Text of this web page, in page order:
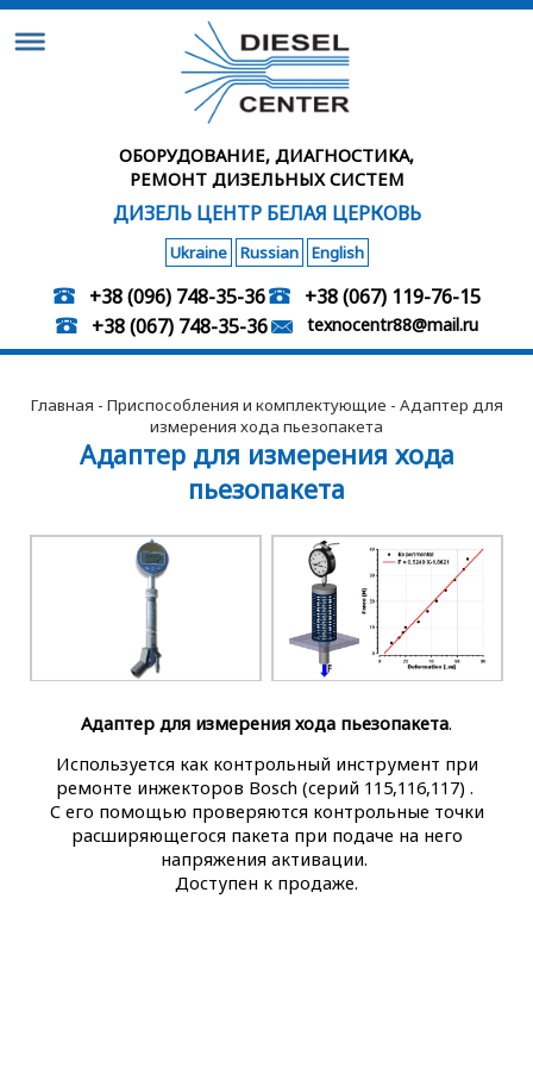
ОБОРУДОВАНИЕ, ДИАГНОСТИКА,
РЕМОНТ ДИЗЕЛЬНЫХ СИСТЕМ
ДИЗЕЛЬ ЦЕНТР БЕЛАЯ ЦЕРКОВЬ
Ukraine Russian English
+38 (096) 748-35-36
+38 (067) 119-76-15
+38 (067) 748-35-36
texnocentr88@mail.ru
Главная - Приспособления и комплектующие - Адаптер для
измерения хода пьезопакета
Адаптер для измерения хода
пьезопакета
Адаптер для измерения хода пьезопакета.
Используется как контрольный инструмент при
ремонте инжекторов Bosch (серий 115,116,117) .
С его помощью проверяются контрольные точки
расширяющегося пакета при подаче на него
напряжения активации.
Доступен к продаже.